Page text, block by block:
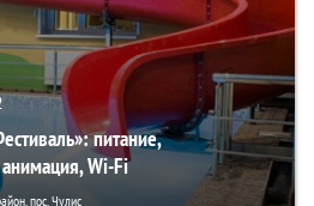
питание,
Wi-Fi
пос. Чулис